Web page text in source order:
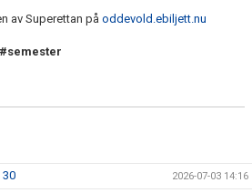
av Superettan på oddevold.ebiljett.nu
#semester
30 2026-07-03 14:16